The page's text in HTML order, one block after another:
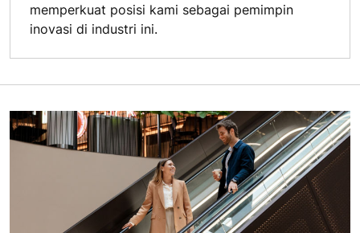
memperkuat posisi kami sebagai pemimpin
inovasi di industri ini.